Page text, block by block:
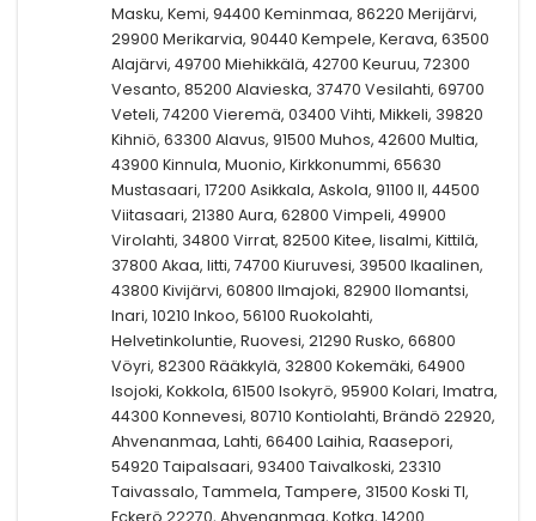
Masku, Kemi, 94400 Keminmaa, 86220 Merijärvi,
29900 Merikarvia, 90440 Kempele, Kerava, 63500
Alajärvi, 49700 Miehikkälä, 42700 Keuruu, 72300
Vesanto, 85200 Alavieska, 37470 Vesilahti, 69700
Veteli, 74200 Vieremä, 03400 Vihti, Mikkeli, 39820
Kihniö, 63300 Alavus, 91500 Muhos, 42600 Multia,
43900 Kinnula, Muonio, Kirkkonummi, 65630
Mustasaari, 17200 Asikkala, Askola, 91100 II, 44500
Viitasaari, 21380 Aura, 62800 Vimpeli, 49900
Virolahti, 34800 Virrat, 82500 Kitee, Iisalmi, Kittilä,
37800 Akaa, Iitti, 74700 Kiuruvesi, 39500 Ikaalinen,
43800 Kivijärvi, 60800 Ilmajoki, 82900 Ilomantsi,
Inari, 10210 Inkoo, 56100 Ruokolahti,
Helvetinkoluntie, Ruovesi, 21290 Rusko, 66800
Vöyri, 82300 Rääkkylä, 32800 Kokemäki, 64900
Isojoki, Kokkola, 61500 Isokyrö, 95900 Kolari, Imatra,
44300 Konnevesi, 80710 Kontiolahti, Brändö 22920,
Ahvenanmaa, Lahti, 66400 Laihia, Raasepori,
54920 Taipalsaari, 93400 Taivalkoski, 23310
Taivassalo, Tammela, Tampere, 31500 Koski Tl,
Eckerö 22270, Ahvenanmaa, Kotka, 14200